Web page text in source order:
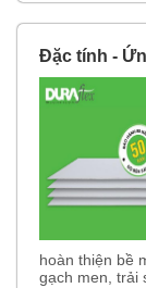
Đặc tính -
hoàn thiện bề
gạch men, trải